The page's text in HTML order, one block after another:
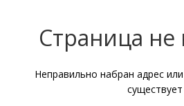
Страница не
Неправильно набран адрес
существует